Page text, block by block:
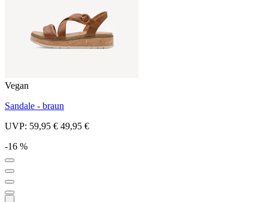
Vegan
Sandale - braun
UVP: 59,95 € 49,95 €
-16 %